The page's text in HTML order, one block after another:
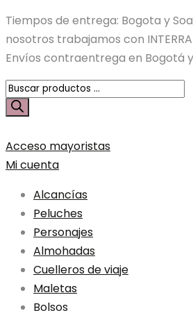
Tiempos de entrega: Bogota y
nosotros trabajamos con
Envíos contraentrega en Bogotá
Búsqueda
de
Acceso mayoristas
Mi cuenta
Alcancías
Peluches
Personajes
Almohadas
Cuelleros de viaje
Maletas
Bolsos